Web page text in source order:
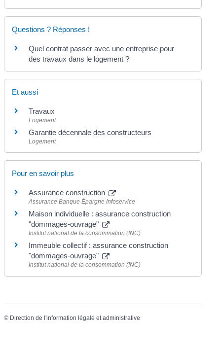
Questions ? Réponses !
Quel contrat passer avec une entreprise pour
des travaux dans le logement ?
Et aussi
Travaux
Logement
Garantie décennale des constructeurs
Logement
Pour en savoir plus
Assurance construction
Assurance Banque Épargne Infoservice
Maison individuelle : assurance construction
"dommages-ouvrage"
Institut national de la consommation (INC)
Immeuble collectif : assurance construction
"dommages-ouvrage"
Institut national de la consommation (INC)
© Direction de l'information légale et administrative